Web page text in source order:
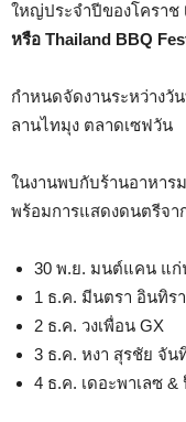
ใหญ่ประจำปีของโคราช
หรือ Thailand BBQ
กำหนดจัดงานระหว่างวั
ลานไทมุง ตลาดเซฟวัน
ในงานพบกับร้านอาหาร
พร้อมการแสดงดนตรีจ
30 พ.ย. มนต์แคน แ
1 ธ.ค. มีนตรา อินทิรา
2 ธ.ค. วงเพื่อน GX
3 ธ.ค. หงา สุรชัย จัน
4 ธ.ค. เดอะพาเลซ